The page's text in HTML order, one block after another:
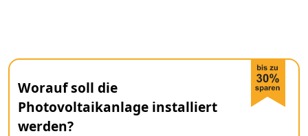
Worauf soll die
Photovoltaikanlage installiert
werden?